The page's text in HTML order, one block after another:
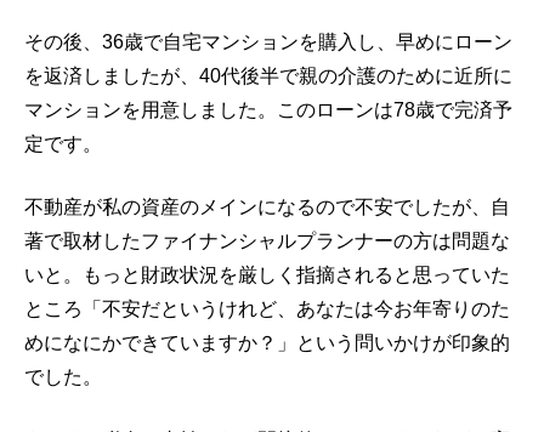
その後、36歳で自宅マンションを購入し、早めにローン
を返済しましたが、40代後半で親の介護のために近所に
マンションを用意しました。このローンは78歳で完済予
定です。
不動産が私の資産のメインになるので不安でしたが、自
著で取材したファイナンシャルプランナーの方は問題な
いと。もっと財政状況を厳しく指摘されると思っていた
ところ「不安だというけれど、あなたは今お年寄りのた
めになにかできていますか？」という問いかけが印象的
でした。